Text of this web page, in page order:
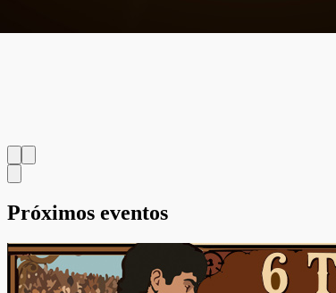
Próximos eventos